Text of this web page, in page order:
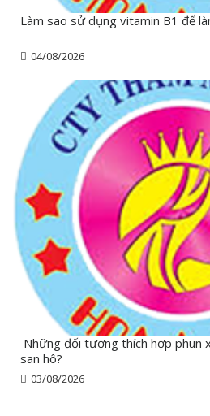
Làm sao sử dụng vitamin B1 để
04/08/2026
Những đối tượng thích hợp phun
san hô?
03/08/2026